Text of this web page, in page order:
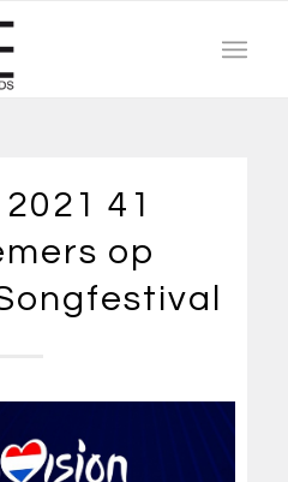
41
op